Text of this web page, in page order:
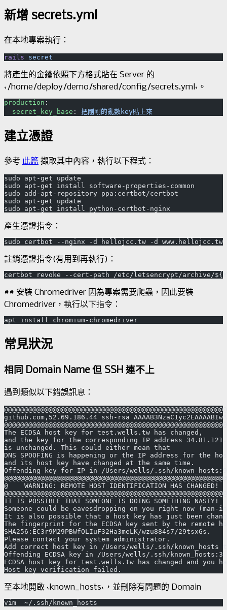
新增 secrets.yml
在本地專案執行：
rails
將產生的金鑰依照下方格式貼在 Server 的
`/home/deploy/demo/shared/config/secrets.yml`。
production :
  secret_key_base
: 把剛剛的亂數key貼上來
建立憑證
參考 此篇 擷取其中內容，執行以下程式：
sudo apt-get update
sudo apt-get install software-properties-common
sudo add-apt-repository ppa:certbot/certbot
sudo apt-get update
產生憑證指令：
註銷憑證指令(有用到再執行)：
## 安裝 Chromedriver 因為專案需要爬蟲，因此要裝
Chromedriver，執行以下指令：
常見狀況
相同 Domain Name 但 SSH 連不上
遇到類似以下錯誤訊息：
github.com,52.69.186.44 ssh-rsa
The ECDSA host key for test.wells.tw has changed,
and the key for the corresponding IP address
is unchanged. This could either mean that
DNS SPOOFING is happening or the IP address for the
and its host key have changed at the same time.
Offending key for IP in /Users/wells/.ssh/known_hosts:9
@    WARNING: REMOTE HOST IDENTIFICATION HAS
IT IS POSSIBLE THAT SOMEONE IS DOING SOMETHING NASTY!
Someone could be eavesdropping on you right now
It is also possible that a host key has just been
The fingerprint for the ECDSA key sent by the remote
SHA256:EC3r9M29PBWfOLIuF32Ha3meLK/wzu884s7/29tsxGs.
Please contact your system administrator.
Add correct host key in /Users/wells/.ssh/
Offending ECDSA key in /Users/wells/.ssh/known_hosts:3
ECDSA host key for test.wells.tw has changed and you
至本地開啟 `known_hosts`，並刪除有問題的 Domain